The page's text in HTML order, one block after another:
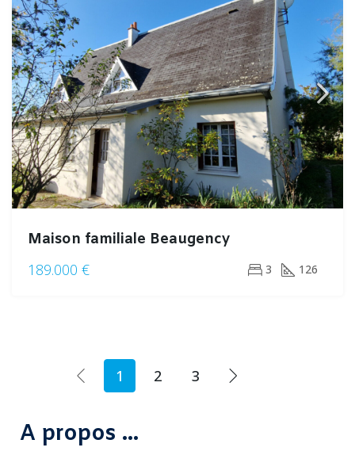
Maison familiale Beaugency
189.000 €
3 126
1 2 3
A propos ...